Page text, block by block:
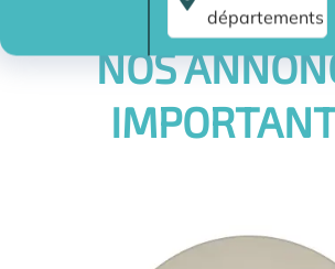
départements
NOS